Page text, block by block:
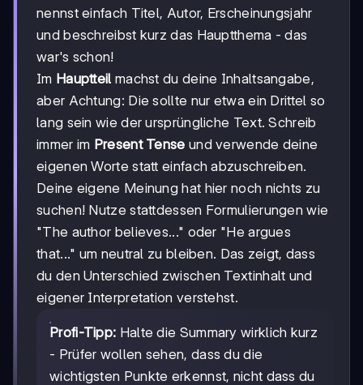
nennst einfach Titel, Autor, Erscheinungsjahr
und beschreibst kurz das Hauptthema - das
war's schon!
Im Hauptteil machst du deine Inhaltsangabe,
aber Achtung: Die sollte nur etwa ein Drittel so
lang sein wie der ursprüngliche Text. Schreib
immer im Present Tense und verwende deine
eigenen Worte statt einfach abzuschreiben.
Deine eigene Meinung hat hier noch nichts zu
suchen! Nutze stattdessen Formulierungen wie
"The author believes..." oder "He argues
that..." um neutral zu bleiben. Das zeigt, dass
du den Unterschied zwischen Textinhalt und
eigener Interpretation verstehst.
Profi-Tipp: Halte die Summary wirklich kurz
- Prüfer wollen sehen, dass du die
wichtigsten Punkte erkennst, nicht dass du